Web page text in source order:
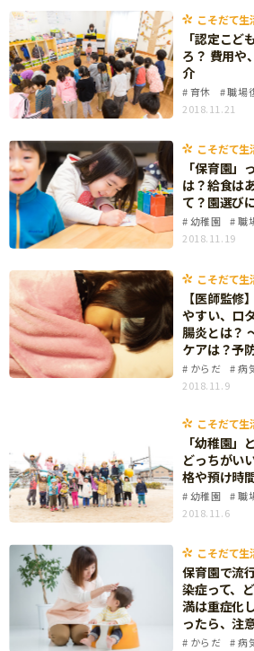
科学・プログラミング
教育・学習
絵本・読み聞かせ
読書感想文
本・読書
運動・あそび・ゲーム
習い事
知育
ファッション・美容
行事・イベント
トラブル
親子でいっしょに
人間関係
おでかけ
家族
料理
マネー
健康
こそだて生
「認定こど
ろ？ 費用や
介
育休
職場
2018.11.21
こそだて生
「保育園」
は？給食は
て？園選び
幼稚園
職
2018.11.19
こそだて生
【医師監修
やすい、ロ
腸炎とは？
ケアは？予
からだ
病
2018.11.9
こそだて生
「幼稚園」
どっちがい
格や預け時
幼稚園
職
2018.11.6
こそだて生
保育園で流
染症って、
満は重症化
ったら、注
からだ
病